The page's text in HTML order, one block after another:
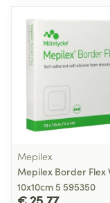
Mepilex
Mepilex Border Flex
10x10cm 5 595350